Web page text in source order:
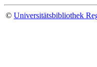
© Universitätsbibliothek